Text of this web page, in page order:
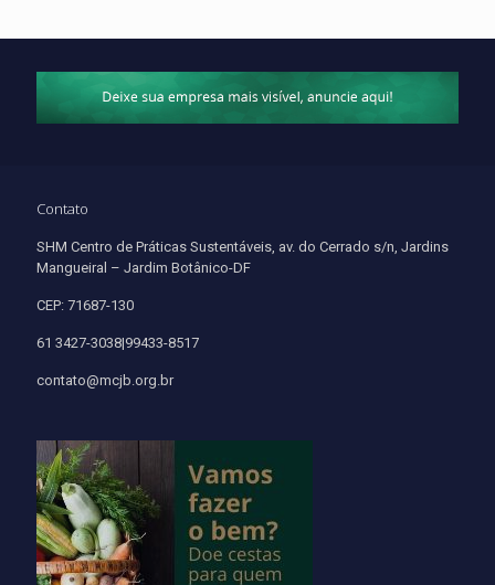
Contato
SHM Centro de Práticas Sustentáveis, av. do Cerrado s/n, Jardins
Mangueiral – Jardim Botânico-DF
CEP: 71687-130
61 3427-3038|99433-8517
contato@mcjb.org.br